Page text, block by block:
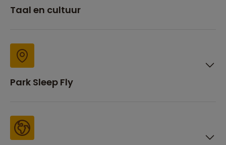
Taal en cultuur
Park Sleep Fly